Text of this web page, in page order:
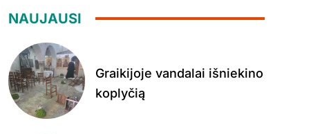
NAUJAUSI
Graikijoje vandalai išniekino
koplyčią